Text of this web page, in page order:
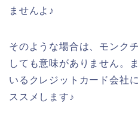
ませんよ♪
そのような場合は、モンク
しても意味がありません。
いるクレジットカード会社
ススメします♪